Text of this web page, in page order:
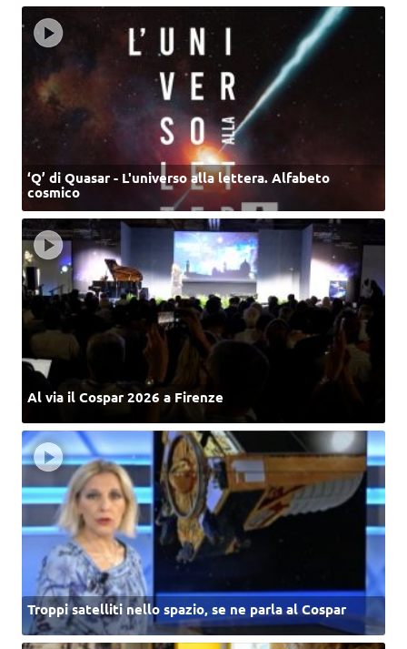
‘Q’ di Quasar - L'universo alla lettera. Alfabeto
cosmico
Al via il Cospar 2026 a Firenze
Troppi satelliti nello spazio, se ne parla al Cospar